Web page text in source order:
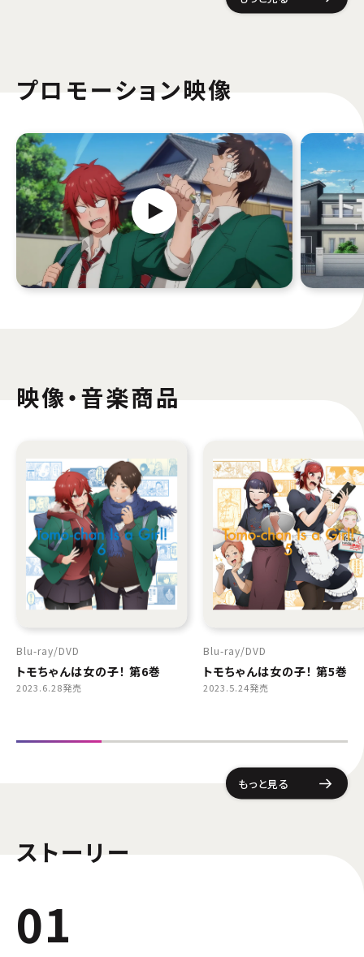
プロモーション映像
映像・音楽商品
Blu-ray DVD
トモちゃんは女の子！ 第6巻
2023.6.28発売
Blu-ray DVD
トモちゃんは女の子！ 第5巻
2023.5.24発売
もっと見る
ストーリー
01